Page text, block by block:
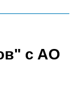
с АО